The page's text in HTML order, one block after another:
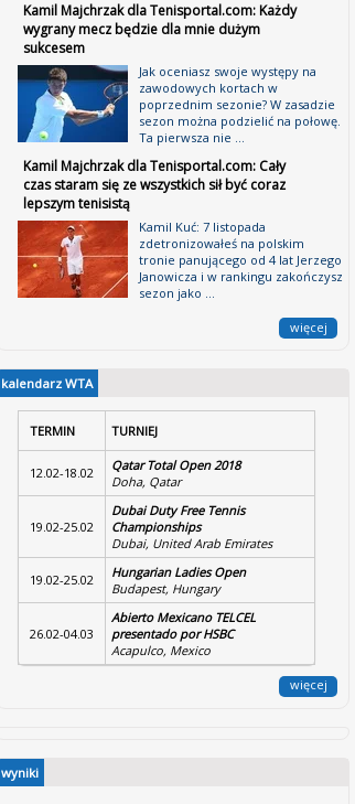
Kamil Majchrzak dla Tenisportal.com: Każdy
wygrany mecz będzie dla mnie dużym
sukcesem
Jak oceniasz swoje występy na
zawodowych kortach w
poprzednim sezonie? W zasadzie
sezon można podzielić na połowę.
Ta pierwsza nie ...
Kamil Majchrzak dla Tenisportal.com: Cały
czas staram się ze wszystkich sił być coraz
lepszym tenisistą
Kamil Kuć: 7 listopada
zdetronizowałeś na polskim
tronie panującego od 4 lat Jerzego
Janowicza i w rankingu zakończysz
sezon jako ...
więcej
kalendarz WTA
TERMIN TURNIEJ
12.02-18.02
Qatar Total Open 2018
Doha, Qatar
19.02-25.02
Dubai Duty Free Tennis
Championships
Dubai, United Arab Emirates
19.02-25.02
Hungarian Ladies Open
Budapest, Hungary
26.02-04.03
Abierto Mexicano TELCEL
presentado por HSBC
Acapulco, Mexico
więcej
wyniki